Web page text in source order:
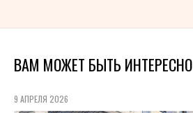
ВАМ МОЖЕТ БЫТЬ ИНТЕРЕСНО
9 АПРЕЛЯ 2026